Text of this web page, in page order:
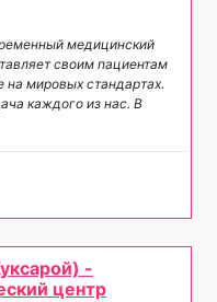
медицинский
своим пациентам
мировых стандартах.
каждого из нас. В
-
центр